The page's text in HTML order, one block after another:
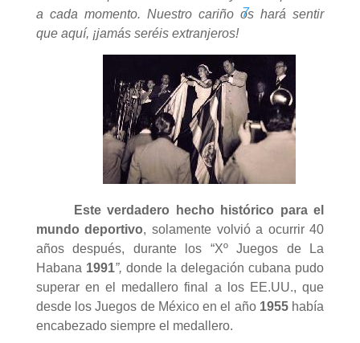
a cada momento. Nuestro cariño os hará sentir
que aquí, ¡jamás seréis extranjeros!
7
Este verdadero hecho histórico para el
mundo deportivo, solamente volvió a ocurrir 40
años después, durante los “Xº Juegos de La
Habana 1991”, donde la delegación cubana pudo
superar en el medallero final a los EE.UU., que
desde los Juegos de México en el año 1955había
encabezado siempre el medallero.